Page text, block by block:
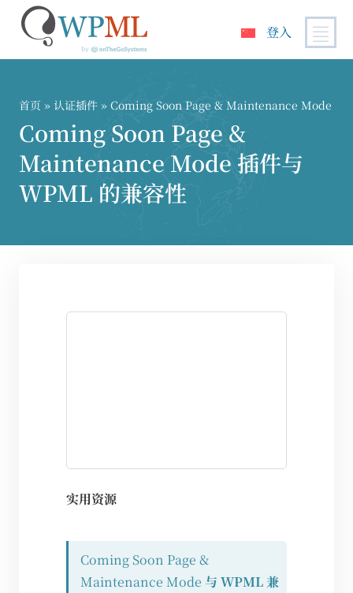
登入
首页 » 认证插件 » Coming Soon Page & Maintenance Mode
Coming Soon Page &
Maintenance Mode 插件与
WPML 的兼容性
实用资源
Coming Soon Page &
Maintenance Mode 与 WPML 兼